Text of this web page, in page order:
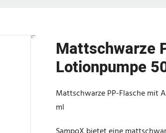
Mattschwarze
Lotionpumpe
Mattschwarze PP-Flasche mit
ml